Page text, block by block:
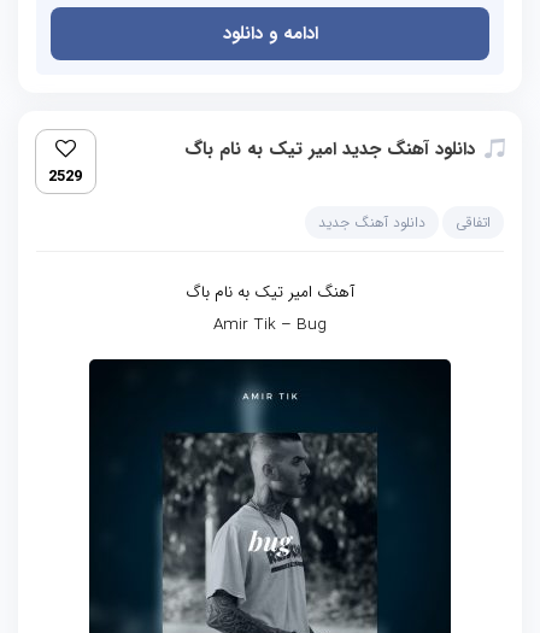
ادامه و دانلود
دانلود آهنگ جدید امیر تیک به نام باگ
2529
اتفاقی دانلود آهنگ جدید
آهنگ امیر تیک به نام باگ
Amir Tik – Bug